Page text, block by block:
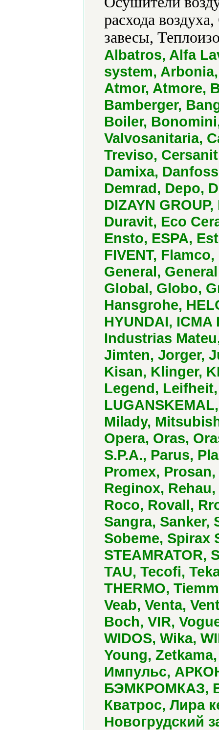
расхода
завесы,
Albatros, Alfa
system,
Atmor, Atmore,
Bamberger,
Boiler,
Valvosanitaria,
Treviso,
Damixa,
Demrad, Depo,
DIZAYN
Duravit, Eco
Ensto, ESPA,
FIVENT,
General,
Global, Globo,
Hansgrohe,
HYUNDAI,
Industrias
Jimten, Jorger,
Kisan, Klinger,
Legend,
Milady,
Opera, Oras,
S.P.A., Parus,
Promex,
Reginox,
Roco, Rovall,
Sangra, Sanker,
Sobeme, Spirax
STEAMRATOR,
TAU, Tecofi,
THERMO,
Veab, Venta,
Boch, VIR,
WIDOS, Wika,
Young,
Импульс,
БЭМКРОМКАЗ,
Кватрос, Лира
Новогрудский